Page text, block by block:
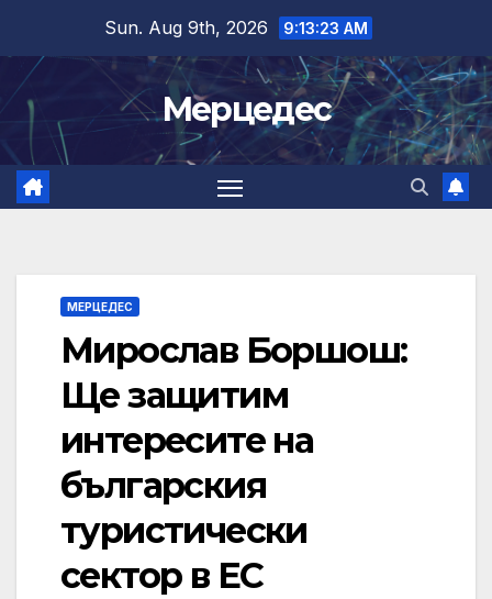
content
Sun. Aug 9th, 2026 9:13:24 AM
Мерцедес
МЕРЦЕДЕС
Мирослав Боршош:
Ще защитим
интересите на
българския
туристически
сектор в ЕС